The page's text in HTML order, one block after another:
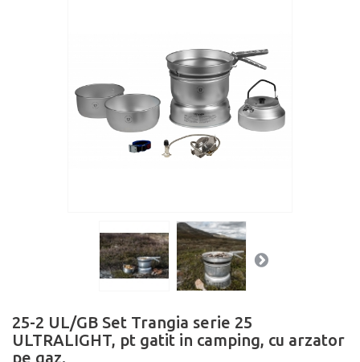
25-2 UL/GB Set Trangia serie 25
ULTRALIGHT, pt gatit in camping, cu arzator
pe gaz.